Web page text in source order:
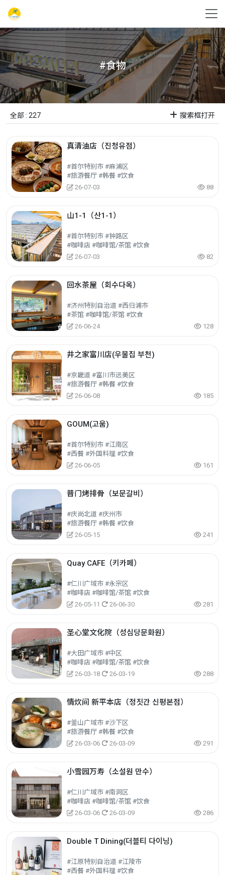
#食物
全部 : 227 搜索框打开
真清油店（진청유점）
#首尔特别市 #麻浦区
#旅游餐厅 #韩餐 #饮食
26-07-03
88
山1-1（산1-1）
#首尔特别市 #钟路区
#咖啡店 #咖啡馆/茶馆 #饮食
26-07-03
82
回水茶屋（회수다옥）
#济州特别自治道 #西归浦市
#茶馆 #咖啡馆/茶馆 #饮食
26-06-24
128
井之家富川店(우물집 부천)
#京畿道 #富川市远美区
#旅游餐厅 #韩餐 #饮食
26-06-08
185
GOUM(고움)
#首尔特别市 #江南区
#西餐 #外国料理 #饮食
26-06-05
161
普门烤排骨（보문갈비）
#庆尚北道 #庆州市
#旅游餐厅 #韩餐 #饮食
26-05-15
241
Quay CAFE（키카페）
#仁川广域市 #永宗区
#咖啡店 #咖啡馆/茶馆 #饮食
26-05-11
26-06-30 281
圣心堂文化院（성심당문화원）
#大田广域市 #中区
#咖啡店 #咖啡馆/茶馆 #饮食
26-03-18
26-03-19 288
情炊间 新平本店（정짓간 신평본점）
#釜山广域市 #沙下区
#旅游餐厅 #韩餐 #饮食
26-03-06
26-03-09 291
小雪园万寿（소설원 만수）
#仁川广域市 #南洞区
#咖啡店 #咖啡馆/茶馆 #饮食
26-03-06
26-03-09 286
Double T Dining(더블티 다이닝)
#江原特别自治道 #江陵市
#西餐 #外国料理 #饮食